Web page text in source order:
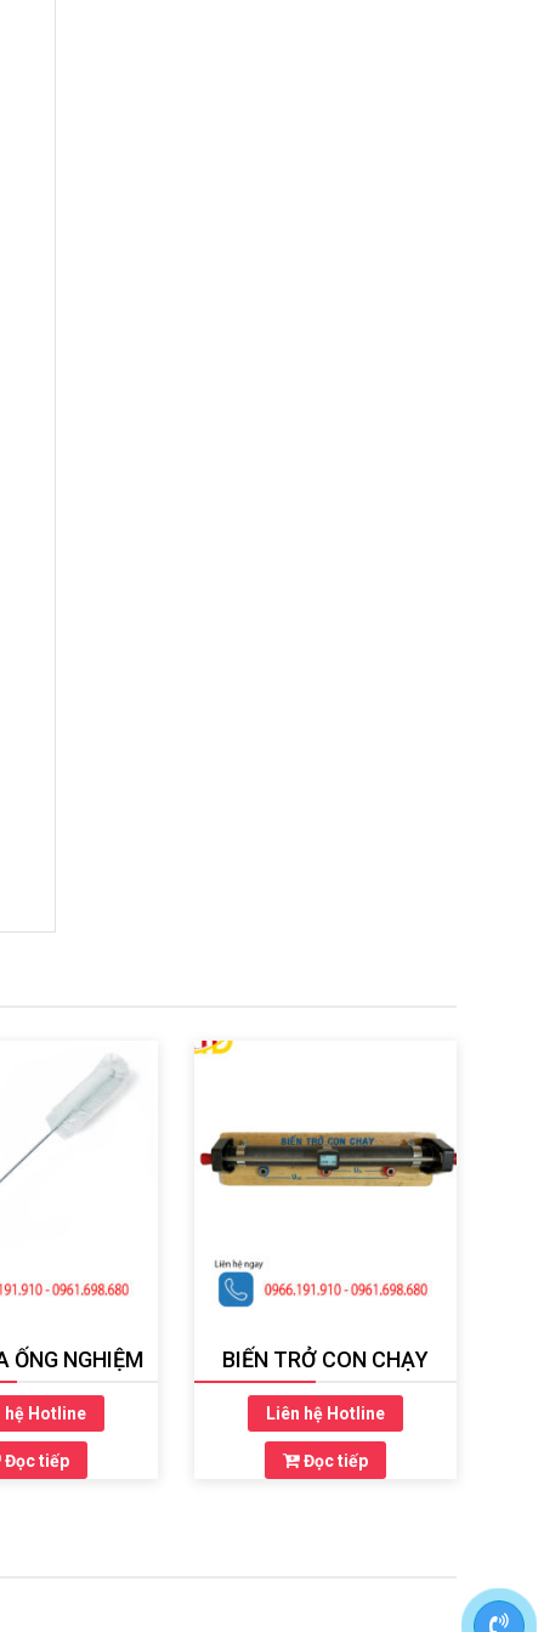
ỐNG NGHIỆM
hệ Hotline
Đọc tiếp
BIẾN TRỞ CON CHẠY
Liên hệ Hotline
Đọc tiếp